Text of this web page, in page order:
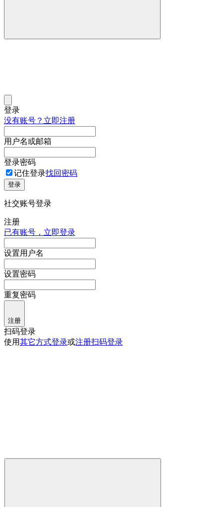
登录
没有账号？立即注册
用户名或邮箱
登录密码
记住登录找回密码
登录
社交账号登录
注册
已有账号，立即登录
设置用户名
设置密码
重复密码
注册
扫码登录
使用其它方式登录或注册扫码登录